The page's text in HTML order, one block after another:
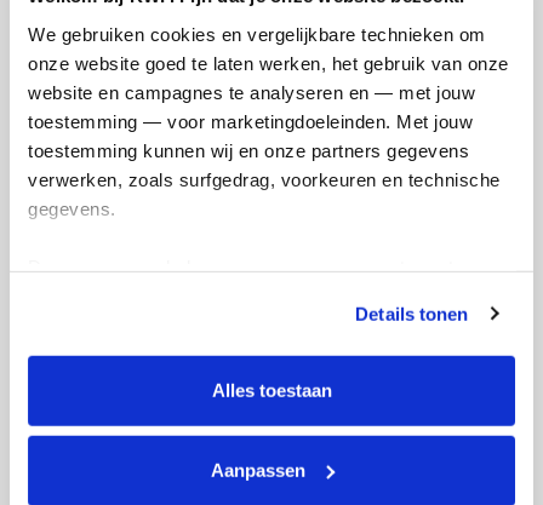
We gebruiken cookies en vergelijkbare technieken om
onze website goed te laten werken, het gebruik van onze
website en campagnes te analyseren en — met jouw
toestemming — voor marketingdoeleinden. Met jouw
toestemming kunnen wij en onze partners gegevens
verwerken, zoals surfgedrag, voorkeuren en technische
gegevens.
tonen. Je kunt je toestemming op elk moment wijzigen of
intrekken via Cookie instellingen onderaan de pagina. De
lijst met cookies is te vinden in het tabblad “details”.
Details tonen
Alles toestaan
Aanpassen
Doneer
Sander's badges